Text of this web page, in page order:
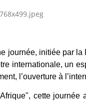
journée, initiée par
internationale, un
l’ouverture à
cette journée